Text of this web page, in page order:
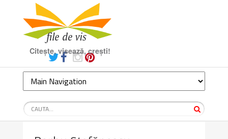
Citește, visează, crești!